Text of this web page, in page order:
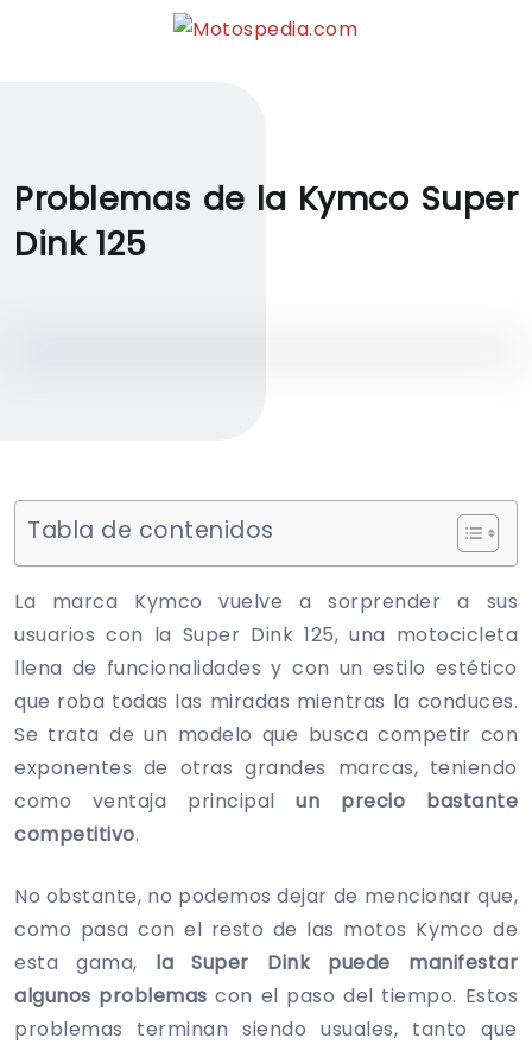
Problemas de la Kymco Super
Dink 125
Tabla de contenidos
La marca Kymco vuelve a sorprender a sus
usuarios con la Super Dink 125, una motocicleta
llena de funcionalidades y con un estilo estético
que roba todas las miradas mientras la conduces.
Se trata de un modelo que busca competir con
exponentes de otras grandes marcas, teniendo
como ventaja principalun precio bastante
competitivo.
No obstante, no podemos dejar de mencionar que,
como pasa con el resto de las motos Kymco de
esta gama, la Super Dink puede manifestar
algunos problemas con el paso del tiempo. Estos
problemas terminan siendo usuales, tanto que